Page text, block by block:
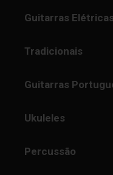
Guitarras Elétricas
Tradicionais
Guitarras
Ukuleles
Percussão